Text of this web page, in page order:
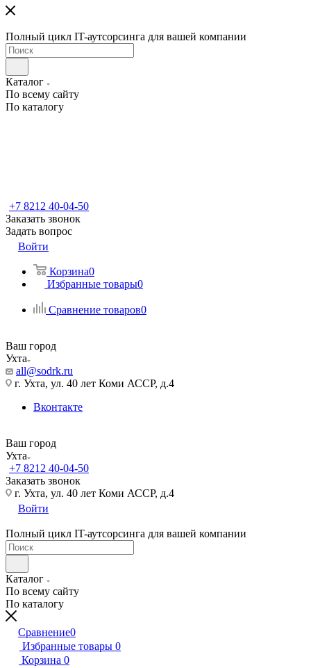
Полный цикл IT-аутсорсинга для вашей компании
Каталог
По всему сайту
По каталогу
+7 8212 40-04-50
Заказать звонок
Задать вопрос
Войти
Корзина0
Избранные товары0
Сравнение товаров0
Ваш город
Ухта
all@sodrk.ru
г. Ухта, ул. 40 лет Коми АССР, д.4
Вконтакте
Ваш город
Ухта
+7 8212 40-04-50
Заказать звонок
г. Ухта, ул. 40 лет Коми АССР, д.4
Войти
Полный цикл IT-аутсорсинга для вашей компании
Каталог
По всему сайту
По каталогу
Сравнение0
Избранные товары 0
Корзина 0